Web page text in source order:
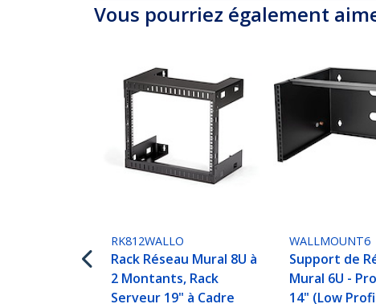
Vous pourriez également
RK812WALLO
Rack Réseau Mural 8U à
2 Montants, Rack
Serveur 19" à Cadre
WALLMOUNT6
Support de
Mural 6U -
14" (Low